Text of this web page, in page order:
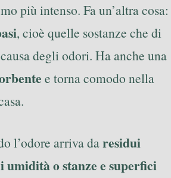
più intenso. Fa un’altra cosa:
, cioè quelle sostanze che di
degli odori. Ha anche una
e torna comodo nella
l’odore arriva daresidui
umidità o stanze e superfici